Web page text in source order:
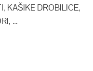
KAŠIKE DROBILICE,
…